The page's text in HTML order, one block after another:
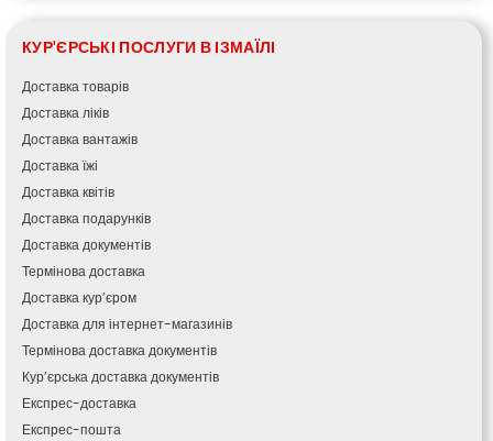
КУР'ЄРСЬКІ ПОСЛУГИ В ІЗМАЇЛІ
Доставка товарів
Доставка ліків
Доставка вантажів
Доставка їжі
Доставка квітів
Доставка подарунків
Доставка документів
Термінова доставка
Доставка кур’єром
Доставка для інтернет-магазинів
Термінова доставка документів
Кур’єрська доставка документів
Експрес-доставка
Експрес-пошта
Херсон
Хмельницький
Хмільник
Ірпінь
Івано-Франківськ
Ізмаїл
Кагарлик
Калуш
Кам’янець-Подільський
Кам’янка
Кам’янське
Канів
Козятин
Київ
Кобеляки
Коцюбинське